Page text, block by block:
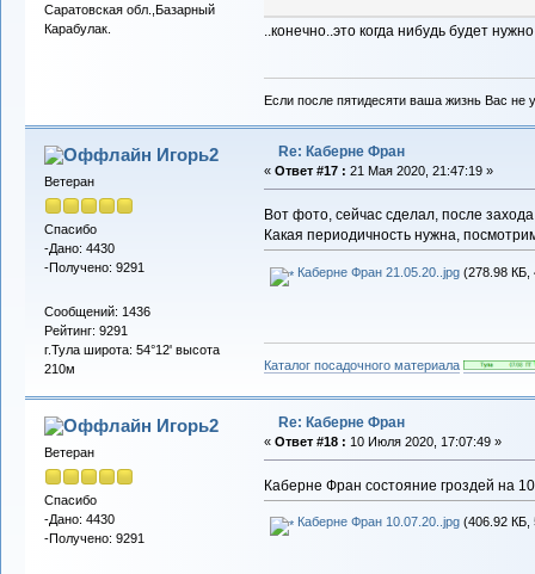
Саратовская обл.,Базарный
Карабулак.
..конечно..это когда нибудь будет
Если после пятидесяти ваша жизнь Вас не
Игорь2
Ветеран
Спасибо
-Дано: 4430
-Получено: 9291
Сообщений: 1436
Рейтинг: 9291
г.Тула широта: 54°12' высота
210м
Re: Каберне Фран
« Ответ #17 : 21 Мая 2020, 21:47:19 »
Вот фото, сейчас сделал, после
Какая периодичность нужна,
Каберне Фран 21.05.20..jpg(278.98 КБ,
Каталог посадочного материала
Игорь2
Ветеран
Спасибо
-Дано: 4430
-Получено: 9291
Re: Каберне Фран
« Ответ #18 : 10 Июля 2020, 17:07:49 »
Каберне Фран состояние гроздей на
Каберне Фран 10.07.20..jpg(406.92 КБ,